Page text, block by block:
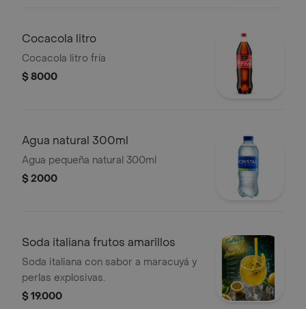
Cocacola litro
Cocacola litro fría
$ 8000
Agua natural 300ml
Agua pequeña natural 300ml
$ 2000
Soda italiana frutos amarillos
Soda italiana con sabor a maracuyá y
perlas explosivas.
$ 19.000